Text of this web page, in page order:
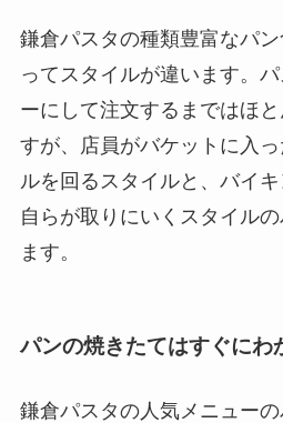
鎌倉パスタの種類豊富なパ
ってスタイルが違います。
ーにして注文するまではほ
すが、店員がバケットに入
ルを回るスタイルと、バイ
自らが取りにいくスタイル
ます。
パンの焼きたてはすぐにわ
鎌倉パスタの人気メニューの